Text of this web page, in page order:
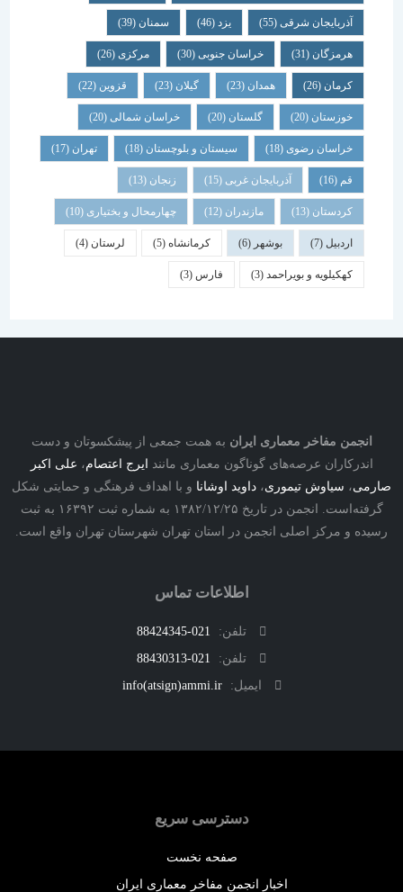
آذربایجان شرقی(55) یزد سمنان (39)
هرمزگان(31) خراسان جنوبی(30) مرکزی (26)
همدان گیلان قزوین
خوزستان(20) گلستان (20) خراسان شمالی(20)
خراسان رضوی(18) سیستان و بلوچستان(18) تهران
آذربایجان غربی(15) زنجان
کردستان(13) مازندران(12) چهارمحال و بختیاری (10)
بوشهر کرمانشاه(5) لرستان (4)
کهکیلویه و بویراحمد(3) فارس
مفاخر معماری ایرانبه همت جمعی از پیشکسوتان و دست
عرصه‌های گوناگون معماری مانندایرج اعتصام،علی اکبر
،سیاوش تیموری،داوید اوشاناو با اهداف فرهنگی و حمایتی شکل
گرفته‌است. انجمن در تاریخ ۱۳۸۲/۱۲/۲۵ به شماره ثبت ۱۶۳۹۲ به ثبت
و مرکز اصلی انجمن در استان تهران شهرستان تهران واقع است.
اطلاعات تماس
تلفن:
021-88424345
تلفن:
021-88430313
ایمیل:
info(atsign)ammi.ir
دسترسی سریع
صفحه نخست
اخبار انجمن مفاخر معماری ایران